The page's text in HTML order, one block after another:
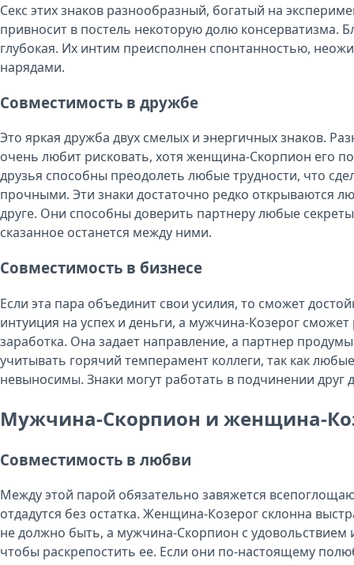
Секс этих знаков разнообразный, богатый на
привносит в постель некоторую долю консерватизма.
глубокая. Их интим преисполнен спонтанностью,
нарядами.
Совместимость в дружбе
Это яркая дружба двух смелых и энергичных знаков.
очень любит рисковать, хотя женщина-Скорпион его
друзья способны преодолеть любые трудности, что
прочными. Эти знаки достаточно редко открываются
друге. Они способны доверить партнеру любые
сказанное останется между ними.
Совместимость в бизнесе
Если эта пара объединит свои усилия, то сможет
интуиция на успех и деньги, а мужчина-Козерог
заработка. Она задает направление, а партнер
учитывать горячий темперамент коллеги, так как
невыносимы. Знаки могут работать в подчинении друг
Мужчина-Скорпион и женщина-
Совместимость в любви
Между этой парой обязательно завяжется
отдадутся без остатка. Женщина-Козерог склонна
не должно быть, а мужчина-Скорпион с удовольствием
чтобы раскрепостить ее. Если они по-настоящему